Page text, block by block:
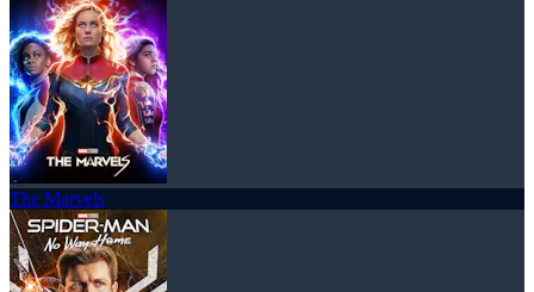
The Marvels